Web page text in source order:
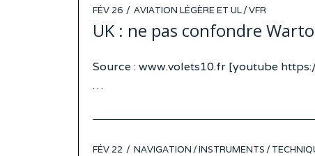
POSTED
ON
FÉV 26 AVIATION LÉGÈRE ET UL /VFR
UK : ne pas confondre
Source : www.volets10.fr [youtube
…
POSTED
FÉV 22 NAVIGATION /INSTRUMENTS /